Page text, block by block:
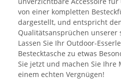
von einer kompletten
dargestellt, und entspricht
Qualitätsansprüchen unserer
Lassen Sie Ihr Outdoor-
Bestecktasche zu etwas
Sie jetzt und machen Sie Ihre
einem echten Vergnügen!